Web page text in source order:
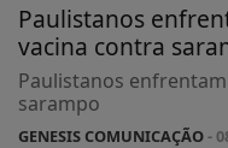
Paulistanos
vacina contra
Paulistanos
sarampo
GENESIS COMUNICAÇÃO-